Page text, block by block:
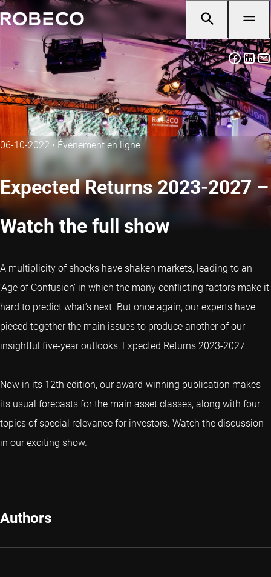
06-10-2022 • Événement en ligne
Expected Returns 2023-2027 –
Watch the full show
A multiplicity of shocks have shaken markets, leading to an
‘Age of Confusion’ in which the many conflicting factors make it
hard to predict what’s next. But once again, our experts have
pieced together the main issues to produce another of our
insightful five-year outlooks, Expected Returns 2023-2027.
Now in its 12th edition, our award-winning publication makes
its usual forecasts for the main asset classes, along with four
topics of special relevance for investors. Watch the discussion
in our exciting show.
Authors